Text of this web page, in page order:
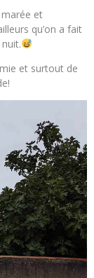
et
qu’on a fait
et surtout de